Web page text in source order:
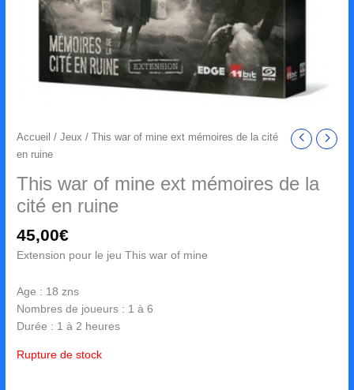
Accueil /Jeux / This war of mine ext mémoires de la cité
en ruine
This war of mine ext mémoires de la
cité en ruine
45,00€
Extension pour le jeu This war of mine
Age : 18 zns
Nombres de joueurs : 1 à 6
Durée : 1 à 2 heures
Rupture de stock